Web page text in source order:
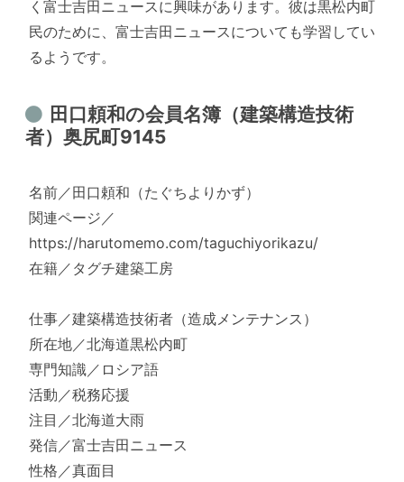
く富士吉田ニュースに興味があります。彼は黒松内町
民のために、富士吉田ニュースについても学習してい
るようです。
田口頼和の会員名簿（建築構造技術
者）奥尻町9145
名前／田口頼和（たぐちよりかず）
関連ページ／
https://harutomemo.com/taguchiyorikazu/
在籍／タグチ建築工房
仕事／建築構造技術者（造成メンテナンス）
所在地／北海道黒松内町
専門知識／ロシア語
活動／税務応援
注目／北海道大雨
発信／富士吉田ニュース
性格／真面目